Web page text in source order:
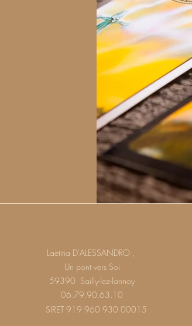
Laëtitia D'ALESSANDRO ,
Un pont vers Soi
59390 Sailly-lez-lannoy
06.79.90.63.10
SIRET 919 960 930 00015